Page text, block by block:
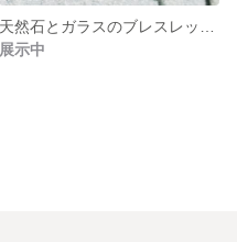
展示中